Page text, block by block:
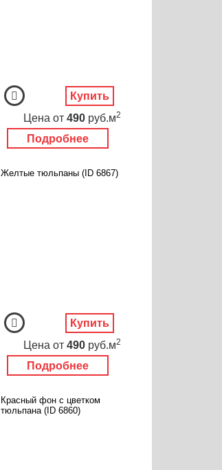
Подробнее
Цена от 490 руб.м2
Купить
Желтые тюльпаны (ID 6867)
Подробнее
Цена от 490 руб.м2
Купить
Красный фон с цветком
тюльпана (ID 6860)